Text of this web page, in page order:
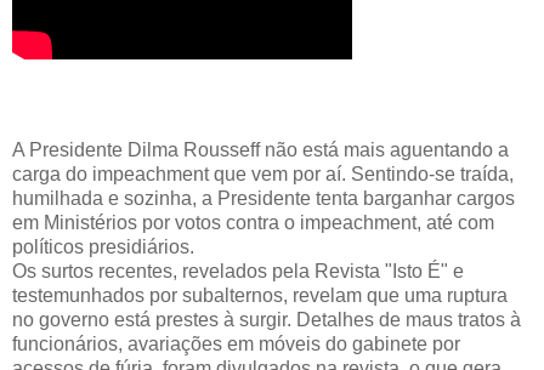
A Presidente Dilma Rousseff não está mais aguentando a
carga do impeachment que vem por aí. Sentindo-se traída,
humilhada e sozinha, a Presidente tenta barganhar cargos
em Ministérios por votos contra o impeachment, até com
políticos presidiários.
Os surtos recentes, revelados pela Revista "Isto É" e
testemunhados por subalternos, revelam que uma ruptura
no governo está prestes à surgir. Detalhes de maus tratos à
funcionários, avariações em móveis do gabinete por